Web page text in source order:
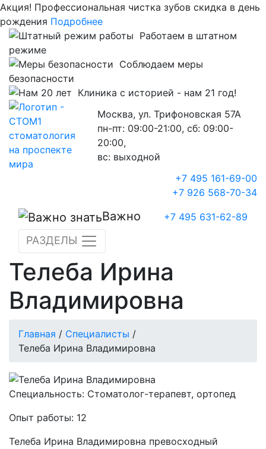
Акция! Профессиональная чистка зубов скидка в день
рождения Подробнее
Работаем в штатном
режиме
Соблюдаем меры
безопасности
Клиника с историей - нам 21 год!
Москва, ул. Трифоновская 57А
пн-пт: 09:00-21:00, сб: 09:00-
20:00,
вс: выходной
+7 495 161-69-00
+7 926 568-70-34
Важно +7 495 631-62-89
РАЗДЕЛЫ
Телеба Ирина
Владимировна
Главная / Специалисты /
Телеба Ирина Владимировна
Специальность: Стоматолог-терапевт, ортопед
Опыт работы: 12
Телеба Ирина Владимировна превосходный